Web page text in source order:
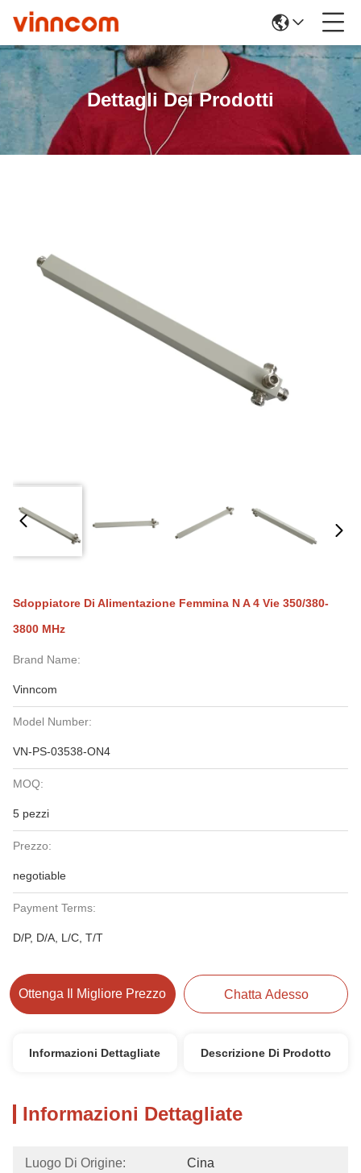
Dettagli Dei Prodotti
Sdoppiatore Di Alimentazione Femmina N A 4 Vie 350/380-
3800 MHz
Brand Name:
Vinncom
Model Number:
VN-PS-03538-ON4
MOQ:
5 pezzi
Prezzo:
negotiable
Payment Terms:
D/P, D/A, L/C, T/T
Ottenga Il Migliore Prezzo Chatta Adesso
Informazioni Dettagliate Descrizione Di Prodotto
Informazioni Dettagliate
Luogo Di Origine: Cina